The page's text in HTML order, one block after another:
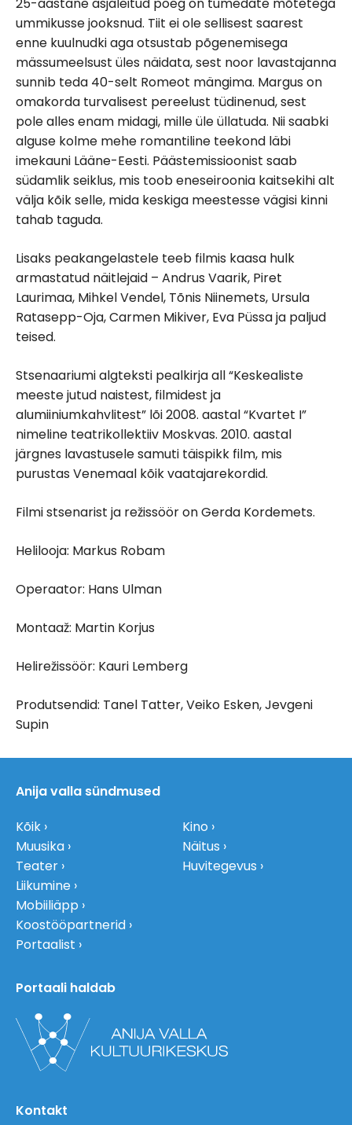
25-aastane äsjaleitud poeg on tumedate mõtetega
ummikusse jooksnud. Tiit ei ole sellisest saarest
enne kuulnudki aga otsustab põgenemisega
mässumeelsust üles näidata, sest noor lavastajanna
sunnib teda 40-selt Romeot mängima. Margus on
omakorda turvalisest pereelust tüdinenud, sest
pole alles enam midagi, mille üle üllatuda. Nii saabki
alguse kolme mehe romantiline teekond läbi
imekauni Lääne-Eesti. Päästemissioonist saab
südamlik seiklus, mis toob eneseiroonia kaitsekihi alt
välja kõik selle, mida keskiga meestesse vägisi kinni
tahab taguda.
Lisaks peakangelastele teeb filmis kaasa hulk
armastatud näitlejaid – Andrus Vaarik, Piret
Laurimaa, Mihkel Vendel, Tõnis Niinemets, Ursula
Ratasepp-Oja, Carmen Mikiver, Eva Püssa ja paljud
teised.
Stsenaariumi algteksti pealkirja all “Keskealiste
meeste jutud naistest, filmidest ja
alumiiniumkahvlitest” lõi 2008. aastal “Kvartet I”
nimeline teatrikollektiiv Moskvas. 2010. aastal
järgnes lavastusele samuti täispikk film, mis
purustas Venemaal kõik vaatajarekordid.
Filmi stsenarist ja režissöör on Gerda Kordemets.
Helilooja: Markus Robam
Operaator: Hans Ulman
Montaaž: Martin Korjus
Helirežissöör: Kauri Lemberg
Produtsendid: Tanel Tatter, Veiko Esken, Jevgeni
Supin
Anija valla sündmused
Kõik
Muusika
Teater
Liikumine
Kino
Näitus
Huvitegevus
Mobiiliäpp
Koostööpartnerid
Portaalist
Portaali haldab
Kontakt